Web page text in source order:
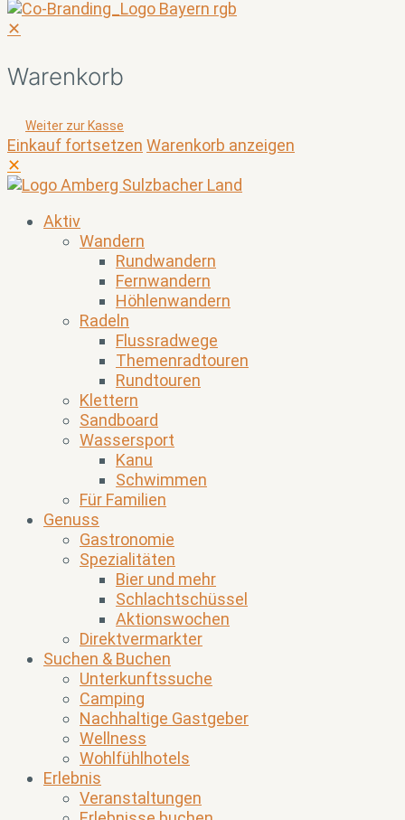
✕
Warenkorb
Weiter zur Kasse
Einkauf fortsetzen Warenkorb anzeigen
✕
Aktiv
Wandern
Rundwandern
Fernwandern
Höhlenwandern
Radeln
Flussradwege
Themenradtouren
Rundtouren
Klettern
Sandboard
Wassersport
Kanu
Schwimmen
Für Familien
Genuss
Gastronomie
Spezialitäten
Bier und mehr
Schlachtschüssel
Aktionswochen
Direktvermarkter
Suchen & Buchen
Unterkunftssuche
Camping
Nachhaltige Gastgeber
Wellness
Wohlfühlhotels
Erlebnis
Veranstaltungen